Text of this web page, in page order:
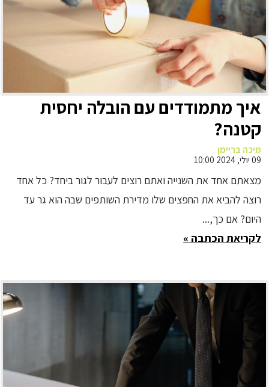
איך מתמודדים עם הובלה יחסית
קטנה?
מיכה בריימן
09 יולי, 2024 10:00
מצאתם אחד את השנייה ואתם רוצים לעבור לגור ביחד? כל אחד
רוצה להביא את החפצים שלו מדירת השותפים שבה הוא גר עד
היום? אם כך,...
לקריאת הכתבה »